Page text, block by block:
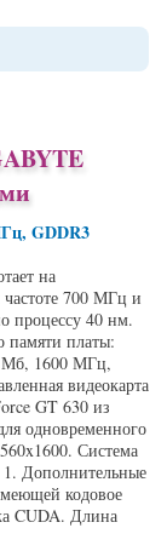
GDDR3
на
700 МГц и
процессу 40 нм.
платы:
Мб, 1600 МГц,
видеокарта
GT 630 из
одновременного
Система
1. Дополнительные
кодовое
CUDA. Длина